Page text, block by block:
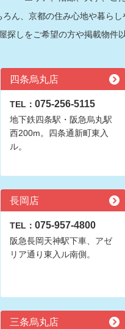
ろん、京都の住み心地や暮ら
探しをご希望の方や掲載物件
四条烏丸店
TEL： 075-256-5115
地下鉄四条駅・阪急烏丸駅
西200m。四条通新町東入
ル。
長岡店
TEL： 075-957-4800
阪急長岡天神駅下車、アゼ
リア通り東入ル南側。
三条烏丸店